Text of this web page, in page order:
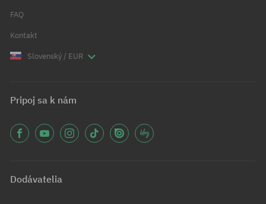
FAQ
Kontakt
Slovenský / EUR
Pripoj sa k nám
Dodávatelia